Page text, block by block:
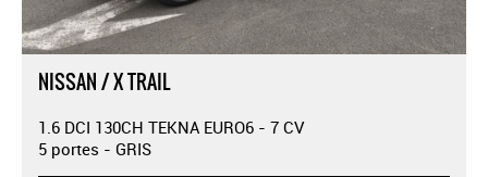
NISSAN / X TRAIL
1.6 DCI 130CH TEKNA EURO6 - 7 CV
5 portes - GRIS